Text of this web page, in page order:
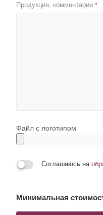
Продукция, комментарии *
Файл с логотипом
Соглашаюсь на
Минимальная